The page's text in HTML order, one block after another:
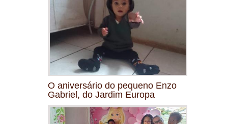
O aniversário do pequeno Enzo
Gabriel, do Jardim Europa